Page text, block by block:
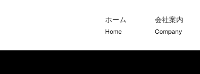
ホーム
Home
会社案内
Company